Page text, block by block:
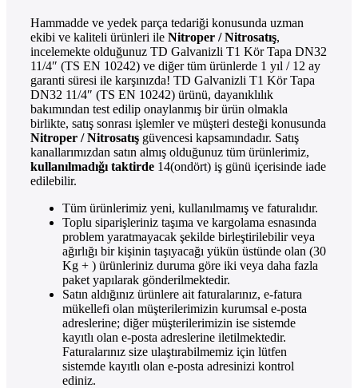
Hammadde ve yedek parça tedariği konusunda uzman
ekibi ve kaliteli ürünleri ile Nitroper / Nitrosatış,
incelemekte olduğunuz TD Galvanizli T1 Kör Tapa DN32
11/4″ (TS EN 10242) ve diğer tüm ürünlerde 1 yıl / 12 ay
garanti süresi ile karşınızda! TD Galvanizli T1 Kör Tapa
DN32 11/4″ (TS EN 10242) ürünü, dayanıklılık
bakımından test edilip onaylanmış bir ürün olmakla
birlikte, satış sonrası işlemler ve müşteri desteği konusunda
Nitroper / Nitrosatış güvencesi kapsamındadır. Satış
kanallarımızdan satın almış olduğunuz tüm ürünlerimiz,
kullanılmadığı taktirde 14(ondört) iş günü içerisinde iade
edilebilir.
Tüm ürünlerimiz yeni, kullanılmamış ve faturalıdır.
Toplu siparişleriniz taşıma ve kargolama esnasında
problem yaratmayacak şekilde birleştirilebilir veya
ağırlığı bir kişinin taşıyacağı yükün üstünde olan (30
Kg + ) ürünleriniz duruma göre iki veya daha fazla
paket yapılarak gönderilmektedir.
Satın aldığınız ürünlere ait faturalarınız, e-fatura
mükellefi olan müşterilerimizin kurumsal e-posta
adreslerine; diğer müşterilerimizin ise sistemde
kayıtlı olan e-posta adreslerine iletilmektedir.
Faturalarınız size ulaştırabilmemiz için lütfen
sistemde kayıtlı olan e-posta adresinizi kontrol
ediniz.